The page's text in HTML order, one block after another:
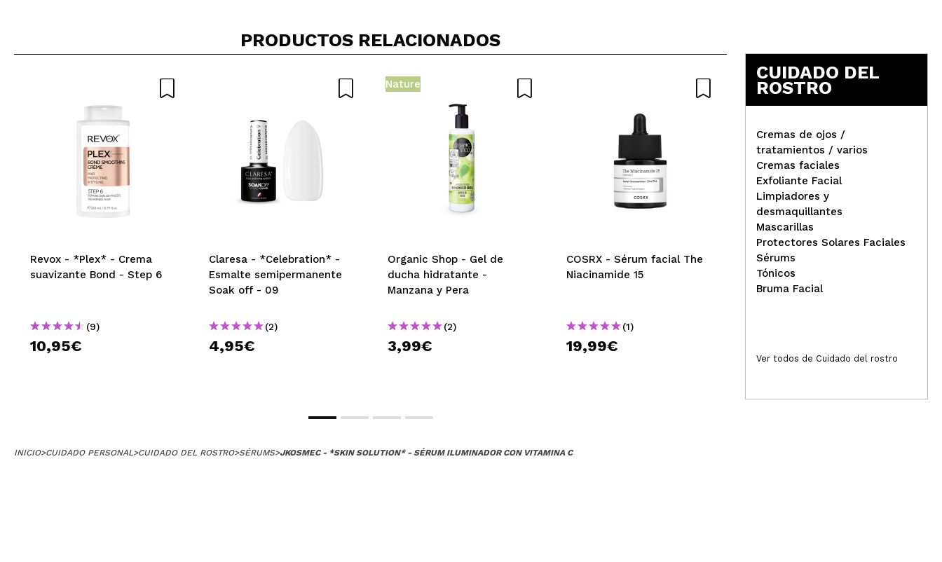
PRODUCTOS RELACIONADOS
Revox - *Plex* - Crema
suavizante Bond - Step 6
(9)
10,95€
Claresa - *Celebration* -
Esmalte semipermanente
Soak off - 09
(2)
4,95€
Nature
Organic Shop - Gel de
ducha hidratante -
Manzana y Pera
(2)
3,99€
COSRX - Sérum facial The
Niacinamide 15
(1)
19,99€
SVR - *Sebiaclear* - Sérum
corrección anti-
imperfecciones, marcas y
arrugas
CUIDADO DEL
ROSTRO
Cremas de ojos /
tratamientos / varios
Cremas faciales
Exfoliante Facial
Limpiadores y
desmaquillantes
Mascarillas
Protectores Solares Faciales
Sérums
Tónicos
Bruma Facial
Ver todos de Cuidado del rostro
INICIO>CUIDADO PERSONAL >CUIDADO DEL ROSTRO>SÉRUMS>JKOSMEC - *SKIN SOLUTION* - SÉRUM ILUMINADOR CON VITAMINA C